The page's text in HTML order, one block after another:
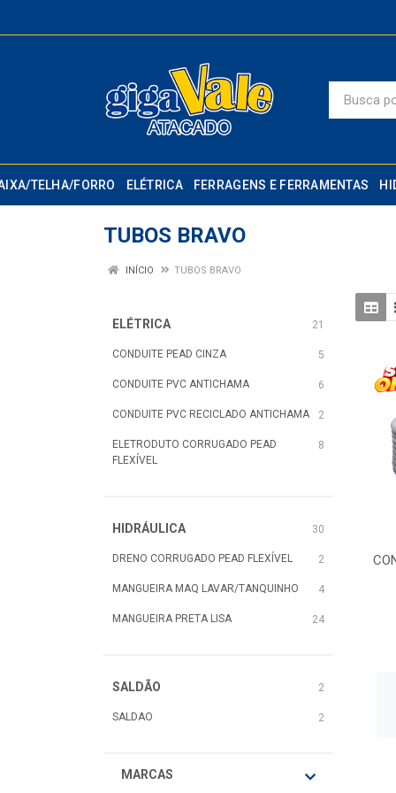
TELHA/FORRO ELÉTRICA FERRAGENS E FERRAMENTAS
TUBOS BRAVO
INÍCIO TUBOS BRAVO
ELÉTRICA 21
CONDUITE PEAD CINZA 5
CONDUITE PVC ANTICHAMA 6
CONDUITE PVC RECICLADO ANTICHAMA 2
ELETRODUTO CORRUGADO PEAD
FLEXÍVEL
8
HIDRÁULICA 30
DRENO CORRUGADO PEAD FLEXÍVEL 2
MANGUEIRA MAQ LAVAR/TANQUINHO 4
MANGUEIRA PRETA LISA 24
SALDÃO 2
SALDAO 2
MARCAS